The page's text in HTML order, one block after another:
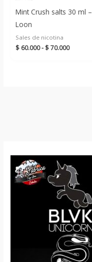
Mint Crush salts 30 ml –
Loon
Sales de nicotina
$ 60.000- $70.000Rango